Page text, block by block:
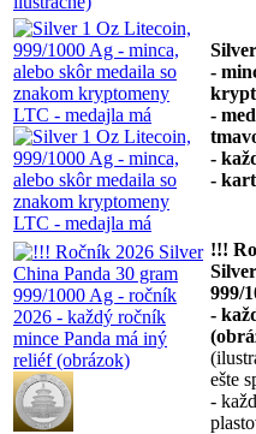
-
-
-
-
!!!
999/
-
ešte
-